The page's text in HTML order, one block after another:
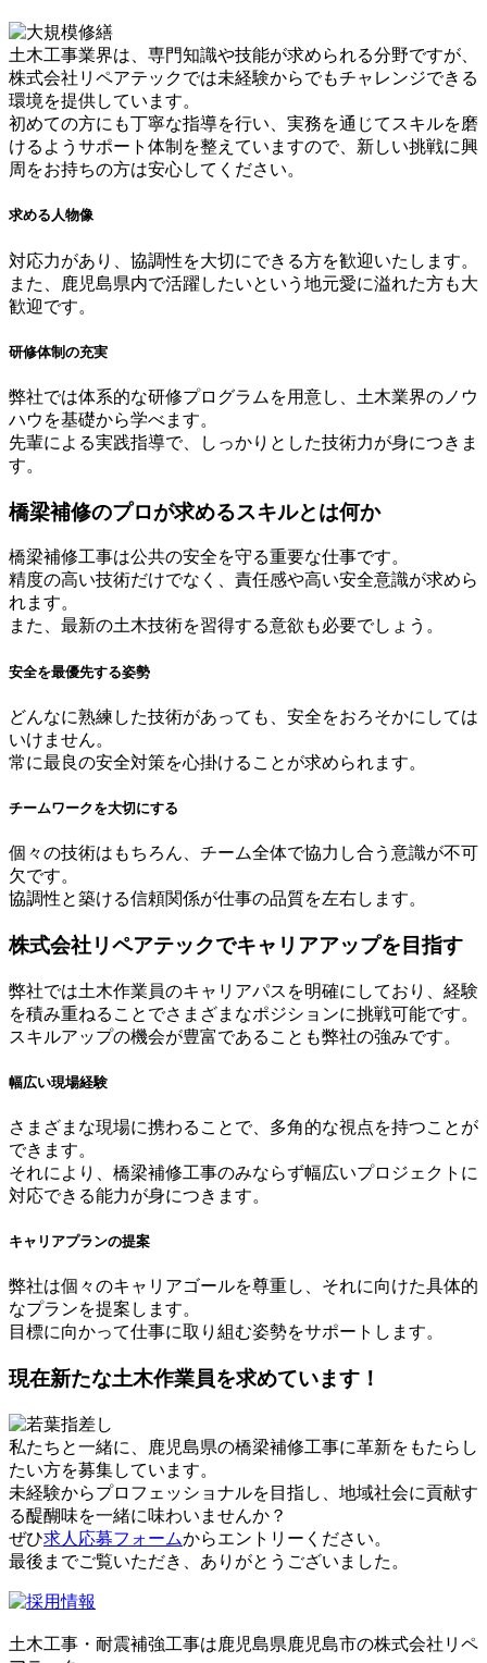
土木工事業界は、専門知識や技能が求められる分野ですが、
株式会社リペアテックでは未経験からでもチャレンジできる
環境を提供しています。
初めての方にも丁寧な指導を行い、実務を通じてスキルを磨
けるようサポート体制を整えていますので、新しい挑戦に興
周をお持ちの方は安心してください。
求める人物像
対応力があり、協調性を大切にできる方を歓迎いたします。
また、鹿児島県内で活躍したいという地元愛に溢れた方も大
歓迎です。
研修体制の充実
弊社では体系的な研修プログラムを用意し、土木業界のノウ
ハウを基礎から学べます。
先輩による実践指導で、しっかりとした技術力が身につきま
す。
橋梁補修のプロが求めるスキルとは何か
橋梁補修工事は公共の安全を守る重要な仕事です。
精度の高い技術だけでなく、責任感や高い安全意識が求めら
れます。
また、最新の土木技術を習得する意欲も必要でしょう。
安全を最優先する姿勢
どんなに熟練した技術があっても、安全をおろそかにしては
いけません。
常に最良の安全対策を心掛けることが求められます。
チームワークを大切にする
個々の技術はもちろん、チーム全体で協力し合う意識が不可
欠です。
協調性と築ける信頼関係が仕事の品質を左右します。
株式会社リペアテックでキャリアアップを目指す
弊社では土木作業員のキャリアパスを明確にしており、経験
を積み重ねることでさまざまなポジションに挑戦可能です。
スキルアップの機会が豊富であることも弊社の強みです。
幅広い現場経験
さまざまな現場に携わることで、多角的な視点を持つことが
できます。
それにより、橋梁補修工事のみならず幅広いプロジェクトに
対応できる能力が身につきます。
キャリアプランの提案
弊社は個々のキャリアゴールを尊重し、それに向けた具体的
なプランを提案します。
目標に向かって仕事に取り組む姿勢をサポートします。
現在新たな土木作業員を求めています！
私たちと一緒に、鹿児島県の橋梁補修工事に革新をもたらし
たい方を募集しています。
未経験からプロフェッショナルを目指し、地域社会に貢献す
る醍醐味を一緒に味わいませんか？
ぜひ求人応募フォームからエントリーください。
最後までご覧いただき、ありがとうございました。
土木工事・耐震補強工事は鹿児島県鹿児島市の株式会社リペ